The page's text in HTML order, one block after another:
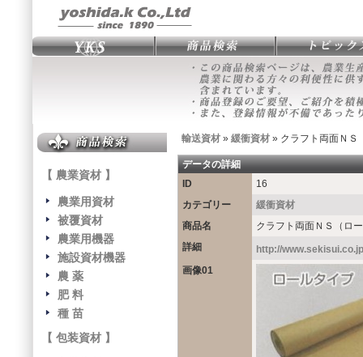
【 農業資材 】
農業用資材
被覆資材
農業用機器
施設資材機器
農 薬
肥 料
種 苗
【 包装資材 】
輸送資材 » 緩衝資材 » クラフト両面ＮＳ
データの詳細
ID
16
カテゴリー
緩衝資材
商品名
クラフト両面ＮＳ（ロ
詳細
http://
画像01